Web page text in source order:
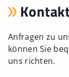
Anfragen zu
können Sie
uns richten.